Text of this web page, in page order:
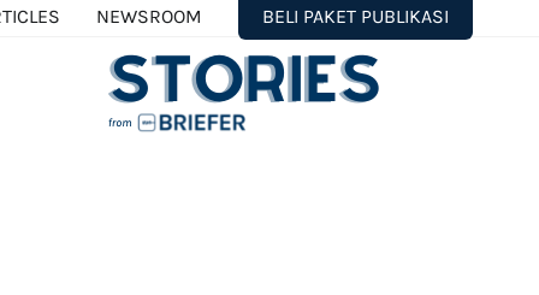
NEWSROOM BELI PAKET PUBLIKASI